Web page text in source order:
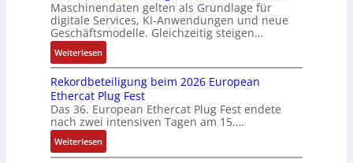
e
b
u
n
g
e
n
n
s
a
n
a
l
y
s
e
k
z
e
u
g
e
r
w
a
c
h
t
t
h
e
r
m
2
0
u
n
d
4
0
A
e
i
u
n
g
e
n
e
Maschinendaten gelten als Grundlage für
digitale Services, KI-Anwendungen und neue
Geschäftsmodelle. Gleichzeitig steigen…
Weiterlesen:
D
a
t
e
n
s
o
Rekordbeteiligung beim 2026 European
Ethercat Plug Fest
Das 36. European Ethercat Plug Fest endete
nach zwei intensiven Tagen am 15.…
Weiterlesen:
R